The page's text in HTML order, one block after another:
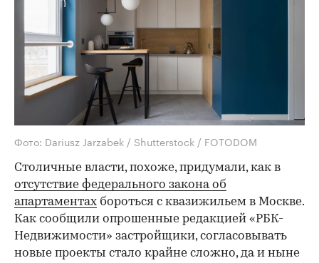
Фото: Dariusz Jarzabek / Shutterstock / FOTODOM
Столичные власти, похоже, придумали, как в
отсутствие федерального закона об
апартаментах бороться с квазижильем в Москве.
Как сообщили опрошенные редакцией «РБК-
Недвижимости» застройщики, согласовывать
новые проекты стало крайне сложно, да и ныне